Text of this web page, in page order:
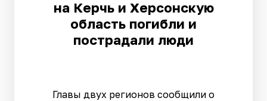
на Керчь и Херсонскую
область погибли и
пострадали люди
Главы двух регионов сообщили о